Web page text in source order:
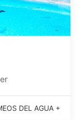
DEL AGUA +